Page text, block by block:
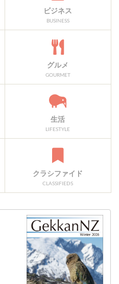
ビジネス
BUSINESS
グルメ
GOURMET
生活
LIFESTYLE
クラシファイド
CLASSIFIEDS